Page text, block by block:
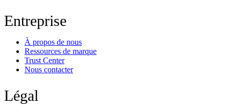
Entreprise
À propos de nous
Ressources de marque
Trust Center
Nous contacter
Légal